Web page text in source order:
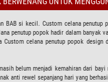
si kecil. Custom celana
penutup popok hadir dalam banyak
celana penutup popok
belum menjadi kemahiran dari
anti rewel sepanjang hari yang